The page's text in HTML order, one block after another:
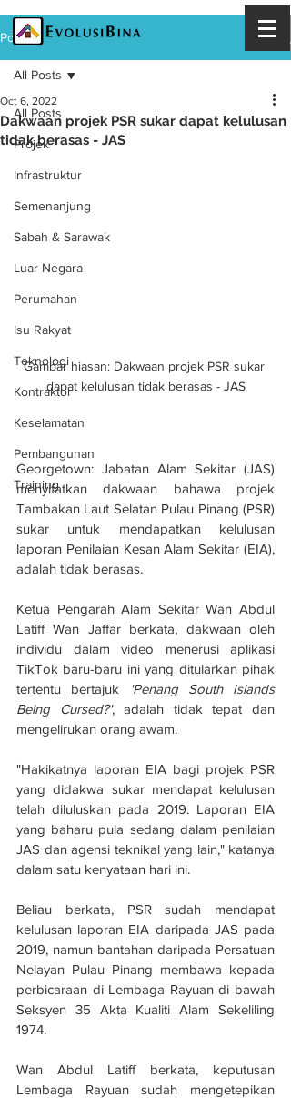
Post
All Posts
Projek
Infrastruktur
Semenanjung
Sabah & Sarawak
Luar Negara
Perumahan
Isu Rakyat
Teknologi
Kontraktor
Keselamatan
Pembangunan
Training
All Posts
Dakwaan projek PSR sukar dapat kelulusan
tidak berasas - JAS
Oct 6, 2022
Gambar hiasan: Dakwaan projek PSR sukar
dapat kelulusan tidak berasas - JAS
Georgetown: Jabatan Alam Sekitar (JAS)
menyifatkan dakwaan bahawa projek
Tambakan Laut Selatan Pulau Pinang (PSR)
sukar untuk mendapatkan kelulusan
laporan Penilaian Kesan Alam Sekitar (EIA),
adalah tidak berasas.
Ketua Pengarah Alam Sekitar Wan Abdul
Latiff Wan Jaffar berkata, dakwaan oleh
individu dalam video menerusi aplikasi
TikTok baru-baru ini yang ditularkan pihak
tertentu bertajuk
'Penang South Islands
Being Cursed?', adalah tidak tepat dan
mengelirukan orang awam.
"Hakikatnya laporan EIA bagi projek PSR
yang didakwa sukar mendapat kelulusan
telah diluluskan pada 2019. Laporan EIA
yang baharu pula sedang dalam penilaian
JAS dan agensi teknikal yang lain," katanya
dalam satu kenyataan hari ini.
Beliau berkata, PSR sudah mendapat
kelulusan laporan EIA daripada JAS pada
2019, namun bantahan daripada Persatuan
Nelayan Pulau Pinang membawa kepada
perbicaraan di Lembaga Rayuan di bawah
Seksyen 35 Akta Kualiti Alam Sekeliling
1974.
Wan Abdul Latiff berkata, keputusan
Lembaga Rayuan sudah mengetepikan